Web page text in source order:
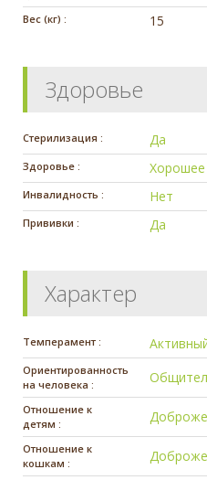
Вес (кг) : 15
Здоровье
Стерилизация : Да
Здоровье : Хорошее
Инвалидность : Нет
Прививки : Да
Характер
Темперамент :
Ориентированность
на человека :
Отношение к
детям :
Отношение к
кошкам :